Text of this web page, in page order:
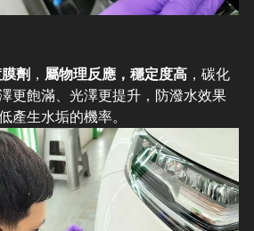
劑 ， 屬物理反應，穩定度高 ，碳化
更飽滿、光澤更提升，防潑水效果
產生水垢的機率。